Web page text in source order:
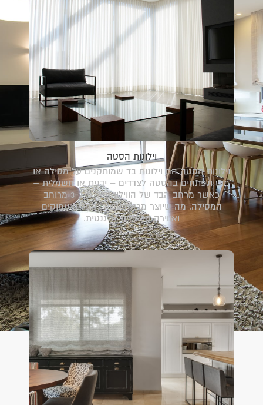
וילונות הסטה
וילונות הסטה הם וילונות בד שמותקנים על מסילה או
מוט ונפתחים בהסטה לצדדים – ידנית או חשמלית –
כאשר מרחב הבד של הווילון גדול פי 2‑3 מרוחב
המסילה, מה שיוצר מראה עשיר, קפלים עמוקים
ואווירה קלאסית אלגנטית.